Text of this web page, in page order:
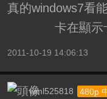
真的windows7看
卡在顯示卡
2011-10-19 14:06:13
wml525818 480p